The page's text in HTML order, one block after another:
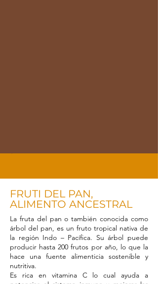
FRUTI DEL PAN,
ALIMENTO ANCESTRAL
La fruta del pan o también conocida como
árbol del pan, es un fruto tropical nativa de
la región Indo – Pacífica. Su árbol puede
producir hasta 200 frutos por año, lo que la
hace una fuente alimenticia sostenible y
nutritiva.
Es rica en vitamina C lo cual ayuda a